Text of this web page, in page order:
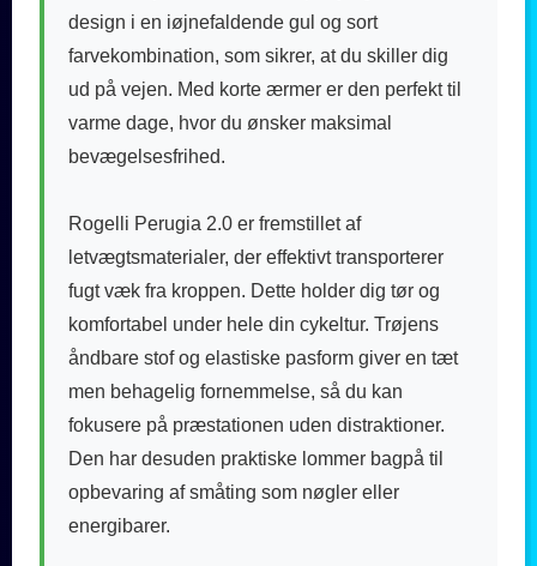
design i en iøjnefaldende gul og sort
farvekombination, som sikrer, at du skiller dig
ud på vejen. Med korte ærmer er den perfekt til
varme dage, hvor du ønsker maksimal
bevægelsesfrihed.
Rogelli Perugia 2.0 er fremstillet af
letvægtsmaterialer, der effektivt transporterer
fugt væk fra kroppen. Dette holder dig tør og
komfortabel under hele din cykeltur. Trøjens
åndbare stof og elastiske pasform giver en tæt
men behagelig fornemmelse, så du kan
fokusere på præstationen uden distraktioner.
Den har desuden praktiske lommer bagpå til
opbevaring af småting som nøgler eller
energibarer.